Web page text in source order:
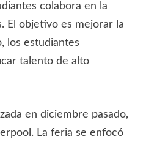
colabora en la
El objetivo es mejorar la
los estudiantes
talento de alto
en diciembre pasado,
La feria se enfocó